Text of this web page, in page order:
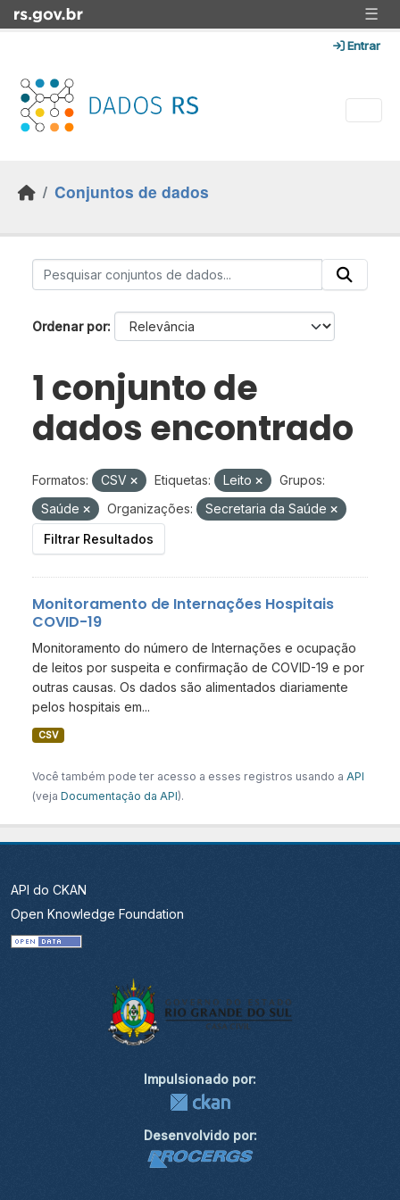
Skip to main content ☰
Entrar
Conjuntos de dados
Ordenar por
1 conjunto de
dados encontrado
Formatos: CSV Etiquetas: Leito
Grupos:
Saúde
Organizações:
Secretaria da Saúde
Filtrar Resultados
Monitoramento de Internações Hospitais
COVID-19
Monitoramento do número de Internações e ocupação
de leitos por suspeita e confirmação de COVID-19 e por
outras causas. Os dados são alimentados diariamente
pelos hospitais em...
CSV
Você também pode ter acesso a esses registros usando a API
(veja Documentação da API).
API do CKAN
Open Knowledge Foundation
Impulsionado por:
Desenvolvido por: